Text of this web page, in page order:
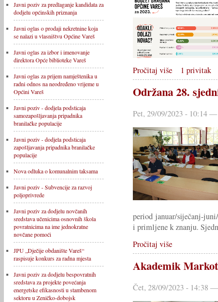
Javni poziv za predlaganje kandidata za
dodjelu općinskih priznanja
Javni oglas o prodaji nekretnine koja
se nalazi u vlasništvu Općine Vareš
Javni oglas za izbor i imenovanje
direktora Opće biblioteke Vareš
Javni oglas za prijem namještenika u
radni odnos na neodređeno vrijeme u
Općini Vareš
Javni poziv - dodjela podsticaja
samozapošljavanja pripadnika
branilačke populacije
Javni poziv - dodjela podsticaja
zapošljavanja pripadnika branilačke
populacije
Nova odluka o komunalnim taksama
Javni poziv - Subvencije za razvoj
poljoprivrede
Javni poziv za dodjelu novčanih
sredstava učenicima osnovnih škola
povratnicima na ime jednokratne
novčane pomoći
JPU „Dječije obdanište Vareš“
raspisuje konkurs za radna mjesta
Javni poziv za dodjelu bespovratnih
sredstava za projekte povećanja
energetske efikasnosti u stambenom
sektoru u Zeničko-dobojsk
Pročitaj više 1 privitak
Održana 28.
Pet, 29/09/2023 - 10:14
period januar/siječanj-
i primljene k znanju.
Pročitaj više
Akademik
Čet, 28/09/2023 - 14:38